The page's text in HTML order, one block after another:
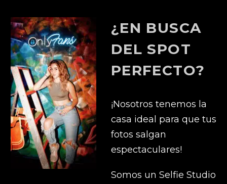
¿EN BUSCA
DEL SPOT
PERFECTO?
¡Nosotros tenemos la
casa ideal para que tus
fotos salgan
espectaculares!
Somos un Selfie Studio